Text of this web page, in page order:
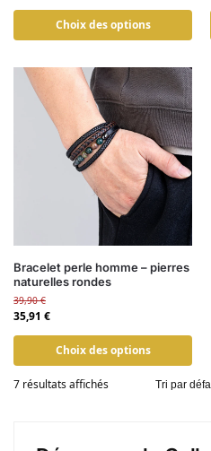
Choix des options
Bracelet perle homme – pierres
naturelles rondes
39,90€
35,91 €
Choix des options
7 résultats affichés